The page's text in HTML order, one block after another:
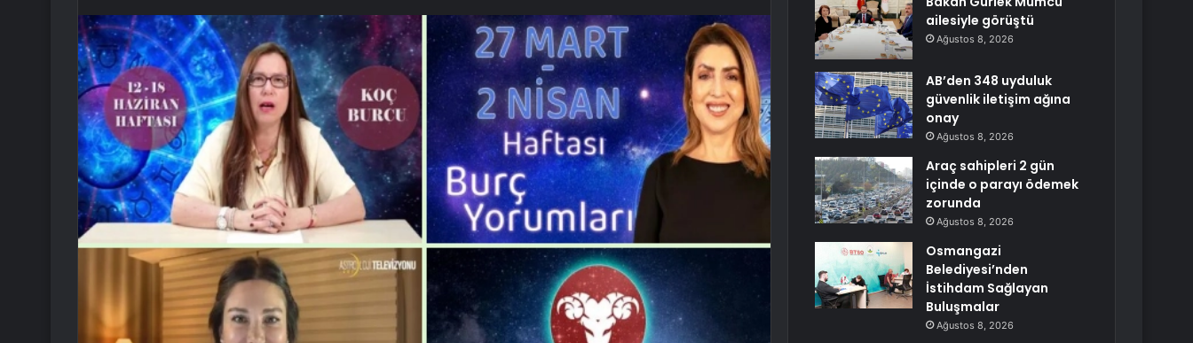
ailesiyle görüştü
Ağustos 8, 2026
AB’den 348 uyduluk
güvenlik iletişim ağına
onay
Ağustos 8, 2026
Araç sahipleri 2 gün
içinde o parayı ödemek
zorunda
Ağustos 8, 2026
Osmangazi
Belediyesi’nden
İstihdam Sağlayan
Buluşmalar
Ağustos 8, 2026